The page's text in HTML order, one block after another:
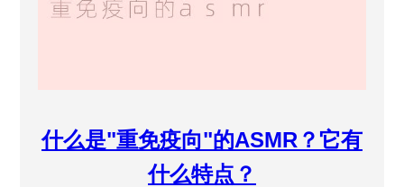
什么是"重免疫向"的ASMR？它有
什么特点？